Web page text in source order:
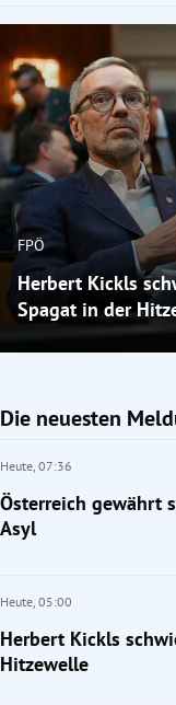
FPÖ
Herbert Kickls
Spagat in der
Die neuesten
Heute, 07:36
Österreich gewährt
Asyl
Heute, 05:00
Herbert Kickls
Hitzewelle